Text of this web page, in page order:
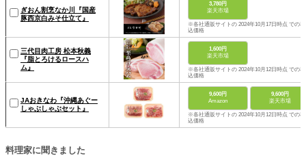
ぎおん割烹なか川『国産
豚西京白みそ仕立て』
3,780円
楽天市場
※各社通販サイトの 2024年10月17日時点 での税
込価格
三代目肉工房 松本秋義
『脂とろけるロースハ
ム』
1,600円
楽天市場
※各社通販サイトの 2024年10月12日時点 での税
込価格
JAおきなわ『沖縄あぐー
しゃぶしゃぶセット』
9,600円
Amazon
9,600円
楽天市場
※各社通販サイトの 2024年10月12日時点 での税
込価格
料理家に聞きました